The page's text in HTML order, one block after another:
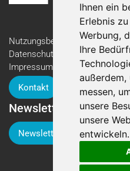
Ihnen ein
Erlebnis
Werbung,
Ihre
außerdem,
messen,
unsere
unsere
entwickeln.
Nutzungsbedingungen
Datenschutzerklärung
Impressum
Kontakt
Newsletter
Newsletter-Anmeldung